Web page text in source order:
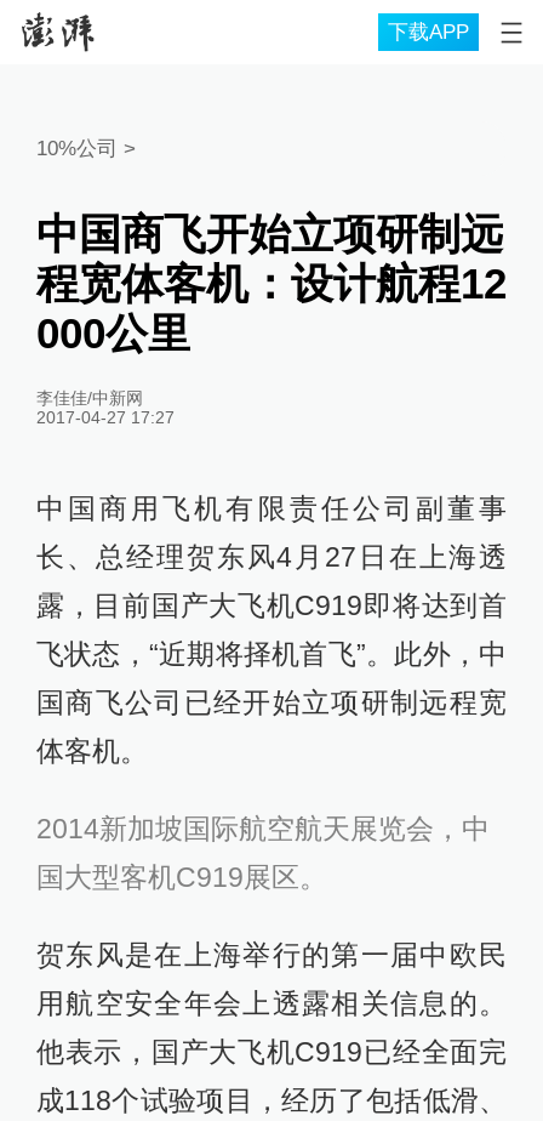
下载APP
10%公司 >
中国商飞开始立项研制远
程宽体客机：设计航程12
000公里
李佳佳/中新网
2017-04-27 17:27
中国商用飞机有限责任公司副董事
长、总经理贺东风4月27日在上海透
露，目前国产大飞机C919即将达到首
飞状态，“近期将择机首飞”。此外，中
国商飞公司已经开始立项研制远程宽
体客机。
2014新加坡国际航空航天展览会，中
国大型客机C919展区。
贺东风是在上海举行的第一届中欧民
用航空安全年会上透露相关信息的。
他表示，国产大飞机C919已经全面完
成118个试验项目，经历了包括低滑、